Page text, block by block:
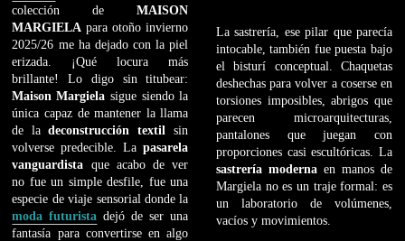
colección deMAISON
MARGIELA para otoño invierno
2025/26 me ha dejado con la piel
erizada. ¡Qué locura más
brillante! Lo digo sin titubear:
Maison Margiela sigue siendo la
única capaz de mantener la llama
de ladeconstrucción textil
sin
volverse predecible. Lapasarela
vanguardista que acabo de ver
no fue un simple desfile, fue una
especie de viaje sensorial donde la
moda futurista dejó de ser una
fantasía para convertirse en algo
La sastrería, ese pilar que parecía
intocable, también fue puesta bajo
el bisturí conceptual. Chaquetas
deshechas para volver a coserse en
torsiones imposibles, abrigos que
parecen microarquitecturas,
pantalones que juegan con
proporciones casi escultóricas. La
sastrería modernaen manos de
Margiela no es un traje formal: es
un laboratorio de volúmenes,
vacíos y movimientos.